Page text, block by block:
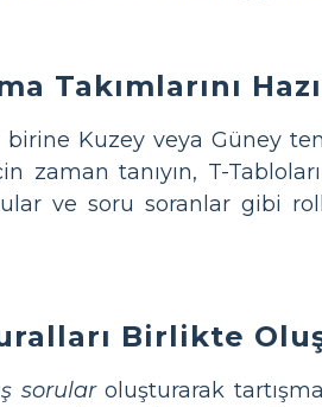
Takımlarını
Kuzey veya Güney
zaman tanıyın, T-
ve soru soranlar gibi
Birlikte
sorularoluşturarak